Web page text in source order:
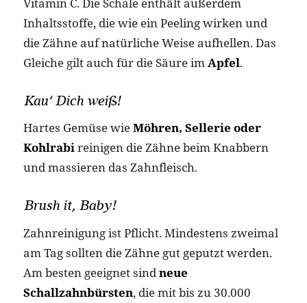
Inhaltsstoffe, die wie ein Peeling wirken und
die Zähne auf natürliche Weise aufhellen. Das
Gleiche gilt auch für die Säure imApfel.
Kau‘ Dich weiß!
Hartes Gemüse wieMöhren, Sellerie oder
Kohlrabireinigen die Zähne beim Knabbern
und massieren das Zahnfleisch.
Brush it, Baby!
Zahnreinigung ist Pflicht. Mindestens zweimal
am Tag sollten die Zähne gut geputzt werden.
Am besten geeignet sindneue
Schallzahnbürsten, die mit bis zu 30.000